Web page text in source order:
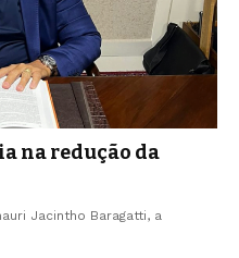
na redução da
Jacintho Baragatti, a